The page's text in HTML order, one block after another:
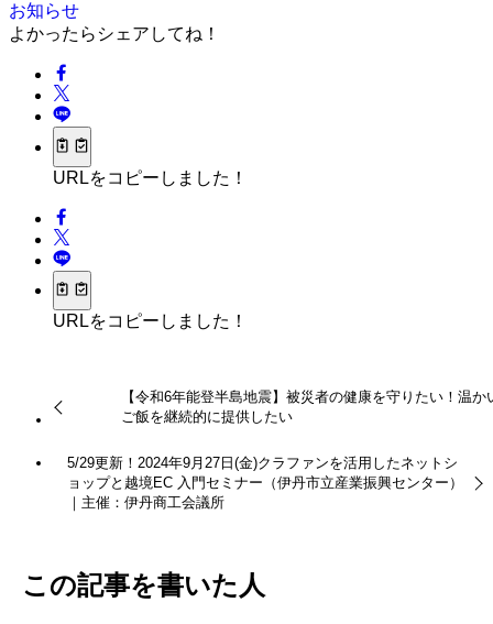
お知らせ
よかったらシェアしてね！
URLをコピーしました！
URLをコピーしました！
【令和6年能登半島地震】被災者の健康を守りたい！温か
ご飯を継続的に提供したい
5/29更新！2024年9月27日(金)クラファンを活用したネットシ
ョップと越境EC 入門セミナー（伊丹市立産業振興センター）
｜主催：伊丹商工会議所
この記事を書いた人